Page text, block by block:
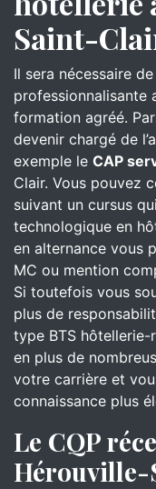
Saint-
Il sera nécessaire
professionnalisante
formation agréé.
devenir chargé de
exemple le CAP
Clair. Vous pouvez
suivant un cursus
technologique en
en alternance vous
MC ou mention
Si toutefois vous
plus de
type BTS
en plus de
votre carrière et
connaissance plus
Le CQP